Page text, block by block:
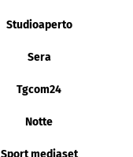
Studioaperto
Sera
Tgcom24
Notte
Sport mediaset